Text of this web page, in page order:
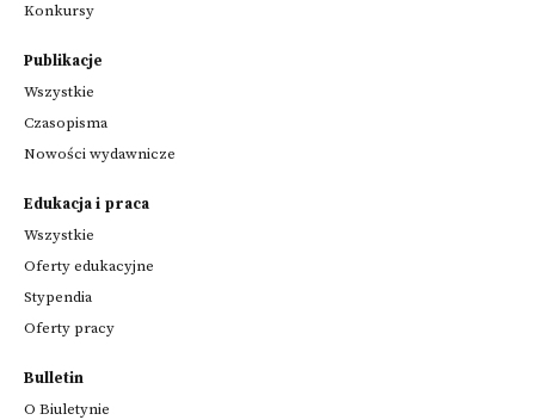
Konkursy
Publikacje
Wszystkie
Czasopisma
Nowości wydawnicze
Edukacja i praca
Wszystkie
Oferty edukacyjne
Stypendia
Oferty pracy
Bulletin
O Biuletynie